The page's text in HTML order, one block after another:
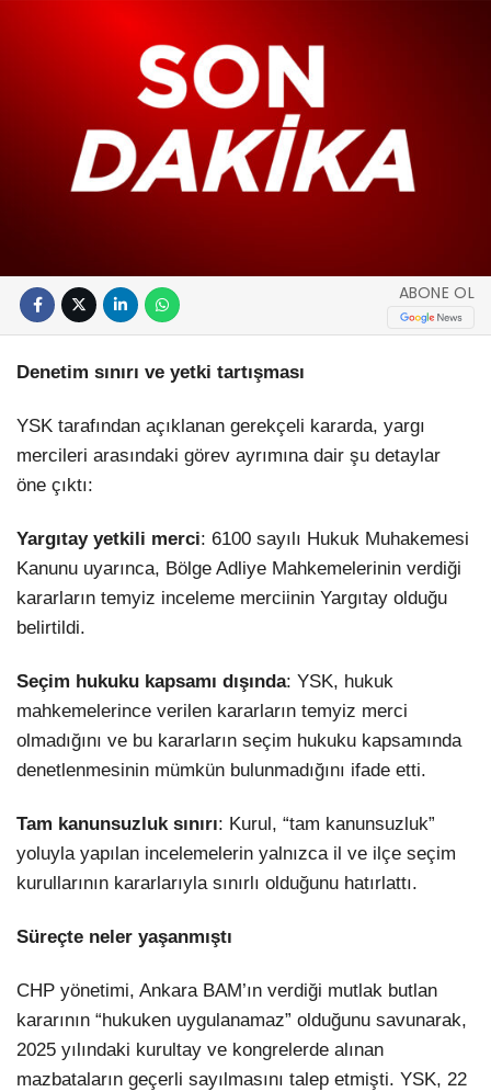
ABONE OL
Denetim sınırı ve yetki tartışması
YSK tarafından açıklanan gerekçeli kararda, yargı
mercileri arasındaki görev ayrımına dair şu detaylar
öne çıktı:
Yargıtay yetkili merci: 6100 sayılı Hukuk Muhakemesi
Kanunu uyarınca, Bölge Adliye Mahkemelerinin verdiği
kararların temyiz inceleme merciinin Yargıtay olduğu
belirtildi.
Seçim hukuku kapsamı dışında: YSK, hukuk
mahkemelerince verilen kararların temyiz merci
olmadığını ve bu kararların seçim hukuku kapsamında
denetlenmesinin mümkün bulunmadığını ifade etti.
Tam kanunsuzluk sınırı: Kurul, “tam kanunsuzluk”
yoluyla yapılan incelemelerin yalnızca il ve ilçe seçim
kurullarının kararlarıyla sınırlı olduğunu hatırlattı.
Süreçte neler yaşanmıştı
CHP yönetimi, Ankara BAM’ın verdiği mutlak butlan
kararının “hukuken uygulanamaz” olduğunu savunarak,
2025 yılındaki kurultay ve kongrelerde alınan
mazbataların geçerli sayılmasını talep etmişti. YSK, 22